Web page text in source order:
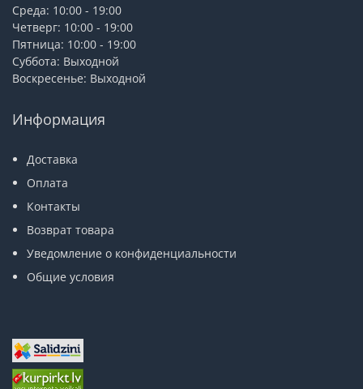
Среда: 10:00 - 19:00
Четверг: 10:00 - 19:00
Пятница: 10:00 - 19:00
Суббота: Выходной
Воскресенье: Выходной
Информация
Доставка
Оплата
Контакты
Возврат товара
Уведомление о конфиденциальности
Общие условия